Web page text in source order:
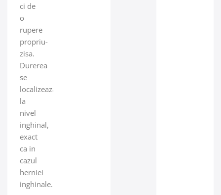
ci de
o
rupere
propriu-
zisa.
Durerea
se
localizeaza
la
nivel
inghinal,
exact
ca in
cazul
herniei
inghinale.